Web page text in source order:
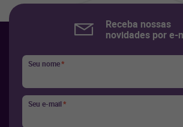
Receba nossas
novidades por e-
Seu nome*
Seu e-mail*